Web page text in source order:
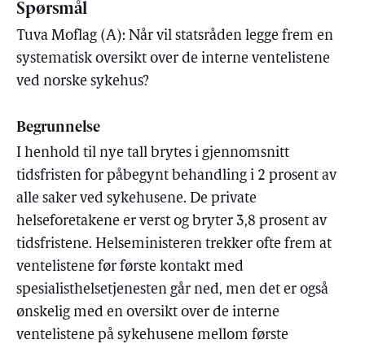
Spørsmål
Tuva Moflag (A): Når vil statsråden legge frem en
systematisk oversikt over de interne ventelistene
ved norske sykehus?
Begrunnelse
I henhold til nye tall brytes i gjennomsnitt
tidsfristen for påbegynt behandling i 2 prosent av
alle saker ved sykehusene. De private
helseforetakene er verst og bryter 3,8 prosent av
tidsfristene. Helseministeren trekker ofte frem at
ventelistene før første kontakt med
spesialisthelsetjenesten går ned, men det er også
ønskelig med en oversikt over de interne
ventelistene på sykehusene mellom første